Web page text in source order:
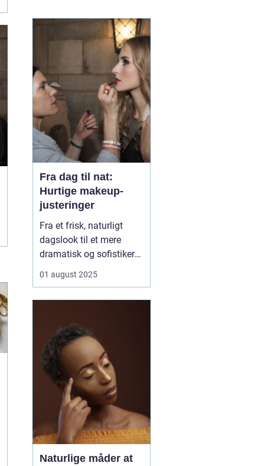
hvad der fungerer bedst
deodoranter beskytter
mod lugt, andre mod
sved, og enkelte gør ...
Fra dag til nat:
Hurtige makeup-
justeringer
Fra et frisk, naturligt
dagslook til et mere
dramatisk og sofistikeret
ikke tage timer foran
justeringer kan du nemt
transformere din
makeup, så den passer
perfekt t...
01 august 2025
Naturlige måder at